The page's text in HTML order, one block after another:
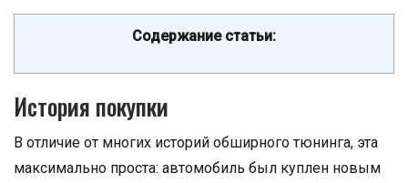
Содержание статьи:
История покупки
В отличие от многих историй обширного тюнинга, эта
максимально проста: автомобиль был куплен новым